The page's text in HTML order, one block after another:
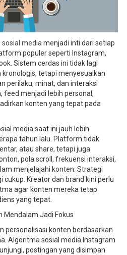
media menjadi inti dari setiap
populer seperti Instagram,
Sistem cerdas ini tidak lagi
tetapi menyesuaikan
perilaku, minat, dan interaksi
feed menjadi lebih personal,
konten yang tepat pada
media saat ini jauh lebih
tahun lalu. Platform tidak
atau share, tetapi juga
pola scroll, frekuensi interaksi,
menjelajahi konten. Strategi
cukup. Kreator dan brand kini perlu
agar konten mereka tetap
yang tepat.
Mendalam Jadi Fokus
personalisasi konten berdasarkan
Algoritma sosial media Instagram
postingan yang disimpan